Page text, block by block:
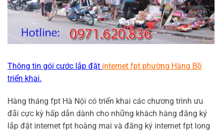
Thông tin gói cước lắp đặt internet fpt phường Hàng Bồ
triển khai.
Hàng tháng fpt Hà Nội có triển khai các chương trình ưu
đãi cực kỳ hấp dẫn dành cho những khách hàng đăng ký
lắp đặt internet fpt hoàng mai và đăng ký internet fpt long